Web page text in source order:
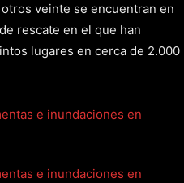
veinte se encuentran en
rescate en el que han
lugares en cerca de 2.000